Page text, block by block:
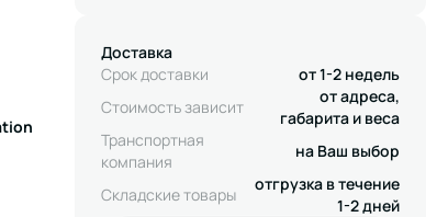
Доставка
Срок доставки
от 1-2 недель
Стоимость зависит
от адреса,
габарита и веса
Транспортная
компания
на Ваш выбор
Складские товары
отгрузка в течение
1-2 дней